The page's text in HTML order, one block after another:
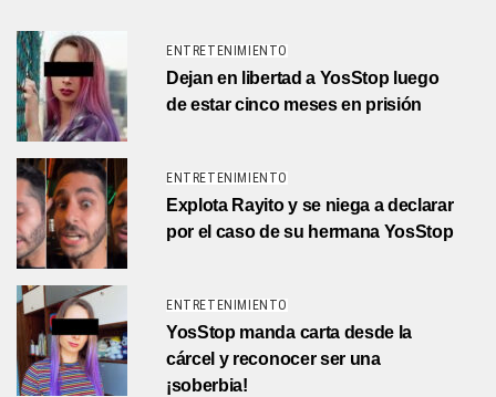
ENTRETENIMIENTO
Dejan en libertad a YosStop luego
de estar cinco meses en prisión
ENTRETENIMIENTO
Explota Rayito y se niega a declarar
por el caso de su hermana YosStop
ENTRETENIMIENTO
YosStop manda carta desde la
cárcel y reconocer ser una
¡soberbia!